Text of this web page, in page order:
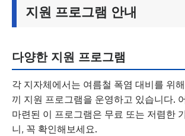
지원 프로그램 안내
다양한 지원 프로그램
각 지자체에서는 여름철 폭염 대비를 위
끼 지원 프로그램을 운영하고 있습니다.
마련된 이 프로그램은 무료 또는 저렴한
니, 꼭 확인해보세요.